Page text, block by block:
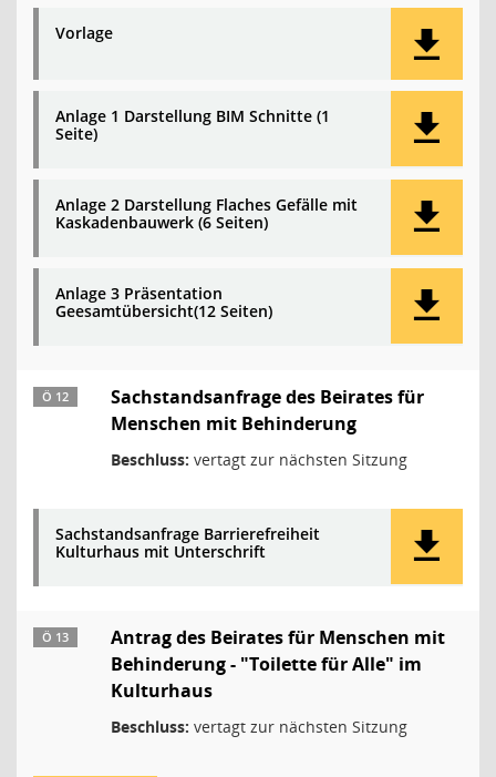
Vorlage
Anlage 1 Darstellung BIM Schnitte (1
Seite)
Anlage 2 Darstellung Flaches Gefälle mit
Kaskadenbauwerk (6 Seiten)
Anlage 3 Präsentation
Geesamtübersicht(12 Seiten)
Ö 12
Sachstandsanfrage des Beirates für
Menschen mit Behinderung
Beschluss: vertagt zur nächsten Sitzung
Sachstandsanfrage Barrierefreiheit
Kulturhaus mit Unterschrift
Ö 13
Antrag des Beirates für Menschen mit
Behinderung - "Toilette für Alle" im
Kulturhaus
Beschluss: vertagt zur nächsten Sitzung